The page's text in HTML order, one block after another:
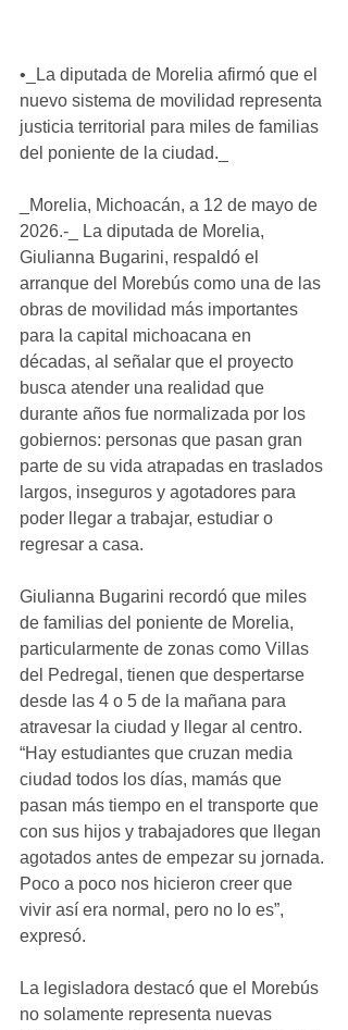
•_La diputada de Morelia afirmó que el
nuevo sistema de movilidad representa
justicia territorial para miles de familias
del poniente de la ciudad._
_Morelia, Michoacán, a 12 de mayo de
2026.-_ La diputada de Morelia,
Giulianna Bugarini, respaldó el
arranque del Morebús como una de las
obras de movilidad más importantes
para la capital michoacana en
décadas, al señalar que el proyecto
busca atender una realidad que
durante años fue normalizada por los
gobiernos: personas que pasan gran
parte de su vida atrapadas en traslados
largos, inseguros y agotadores para
poder llegar a trabajar, estudiar o
regresar a casa.
Giulianna Bugarini recordó que miles
de familias del poniente de Morelia,
particularmente de zonas como Villas
del Pedregal, tienen que despertarse
desde las 4 o 5 de la mañana para
atravesar la ciudad y llegar al centro.
“Hay estudiantes que cruzan media
ciudad todos los días, mamás que
pasan más tiempo en el transporte que
con sus hijos y trabajadores que llegan
agotados antes de empezar su jornada.
Poco a poco nos hicieron creer que
vivir así era normal, pero no lo es”,
expresó.
La legisladora destacó que el Morebús
no solamente representa nuevas